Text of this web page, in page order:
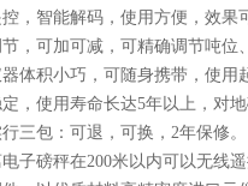
，智能解码，使用方便，效果
，可加可减，可精确调节吨位
体积小巧，可随身携带，使用
，使用寿命长达5年以上，对
三包：可退，可换，2年保修。
子磅秤在200米以内可以无线遥